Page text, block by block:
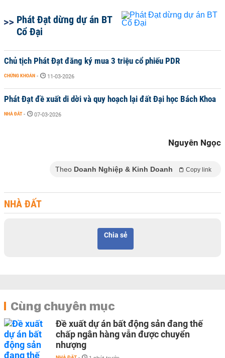
Phát Đạt dừng dự án BT
Cổ Đại
Chủ tịch Phát Đạt đăng ký mua 3 triệu cổ phiếu PDR
CHỨNG KHOÁN - 11-03-2026
Phát Đạt đề xuất di dời và quy hoạch lại đất Đại học Bách Khoa
NHÀ ĐẤT - 07-03-2026
Nguyên Ngọc
Theo Doanh Nghiệp & Kinh Doanh Copy link
NHÀ ĐẤT
Chia sẻ
Cùng chuyên mục
Đề xuất dự án bất động sản đang thế
chấp ngân hàng vẫn được chuyển
nhượng